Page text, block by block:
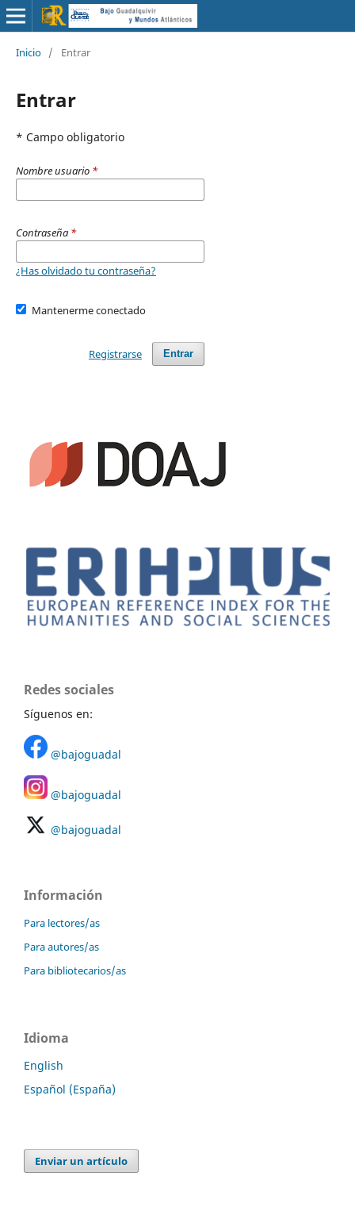
Inicio / Entrar
Entrar
* Campo obligatorio
Nombre usuario *
Contraseña *
¿Has olvidado tu contraseña?
Mantenerme conectado
Entrar
Registrarse
Redes sociales
Síguenos en:
@bajoguadal
@bajoguadal
@bajoguadal
Información
Para lectores/as
Para autores/as
Para bibliotecarios/as
Idioma
English
Español (España)
Enviar un artículo